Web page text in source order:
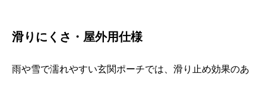
滑りにくさ・屋外用仕様
雨や雪で濡れやすい玄関ポーチでは、滑り止め効果のあ